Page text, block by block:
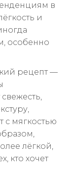
в
и
особенно
рецепт —
с мягкостью
лёгкой,
кто хочет